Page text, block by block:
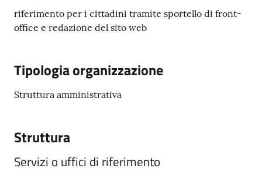
Servizi
on-
Tutti
gli
Seguici
su
riferimento per i cittadini tramite sportello di front-
office e redazione del sito web
Tipologia organizzazione
Struttura amministrativa
Struttura
Servizi o uffici di riferimento